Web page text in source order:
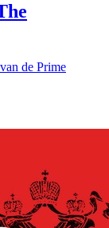
de Prime